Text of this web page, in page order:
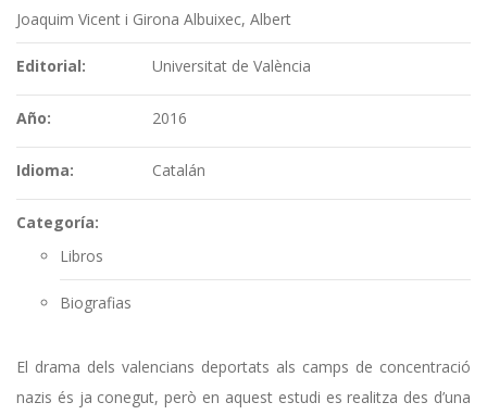
Joaquim Vicent i Girona Albuixec, Albert
Editorial: Universitat de València
Año: 2016
Idioma: Catalán
Categoría:
Libros
Biografias
El drama dels valencians deportats als camps de concentració
nazis és ja conegut, però en aquest estudi es realitza des d’una